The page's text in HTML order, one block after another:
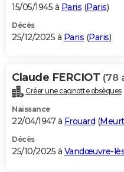
GUIDES D'ACHAT
BONS PLANS
Carte de Noël
Carte Bonne année
Carte Saint-Valentin
Carte Pâques
Carte d'anniversaire
DICTIONNAIRE
Dictionnaire
Biographies
Citations
Expressions
Proverbes
PROGRAMME TV
S'inscrire
Se connecter
Lycées
Collèges
Primaires
Universités
Entreprises
Service militaire
Avis de recherche
AVIS DE DÉCÈS
15/05/1945 à Paris (Paris)
Décès
25/12/2025 à Paris (Paris)
Claude FERCIOT (78
Créer une cagnotte obsèques
Naissance
22/04/1947 à Frouard (
Décès
25/10/2025 à Vandœuvre-